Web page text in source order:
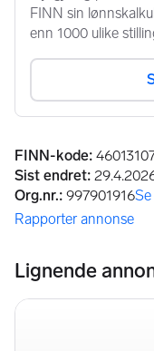
FINN-kode:
Sist endret:
Org.nr.: 997901916
Rapporter annonse